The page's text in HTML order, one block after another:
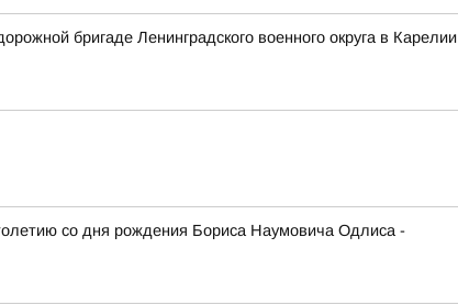
бригаде Ленинградского военного округа в Карелии
со дня рождения Бориса Наумовича Одлиса -